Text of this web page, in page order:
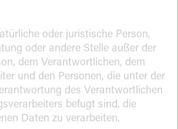
oder juristische Person,
oder andere Stelle außer der
dem Verantwortlichen, dem
und den Personen, die unter der
des Verantwortlichen
befugt sind, die
Daten zu verarbeiten.